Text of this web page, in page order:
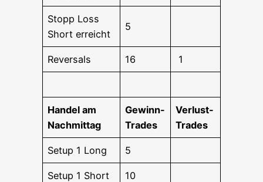
Stopp Loss
Short erreicht
5
Rever­sals 16 1
Han­del am
Nachmittag
Gewinn-
Trades
Ver­lust-
Trades
Set­up 1 Long 5
Set­up 1 Short 10